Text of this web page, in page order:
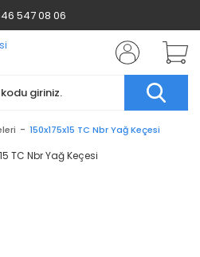
547 08 06
150x175x15 TC Nbr Yağ Keçesi